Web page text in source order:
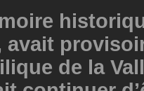
avait
de la